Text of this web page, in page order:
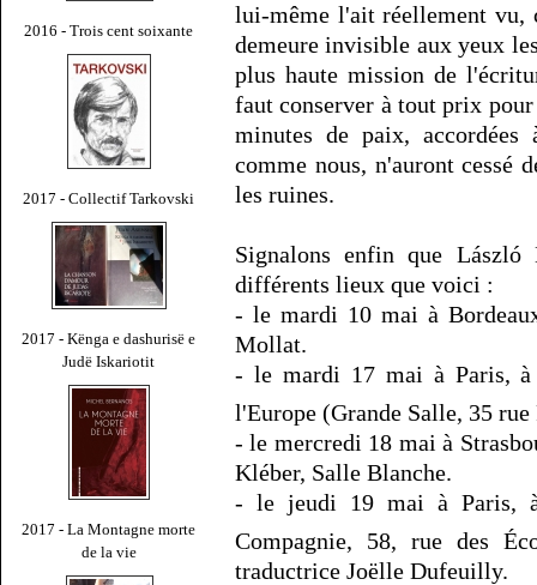
2016 - Trois cent soixante
2017 - Collectif Tarkovski
2017 - Kënga e dashurisë e
Judë Iskariotit
2017 - La Montagne morte
de la vie
lui-même l'ait réellement vu,
demeure invisible aux yeux
plus haute mission de
faut conserver à tout prix
minutes de paix,
comme nous, n'auront cessé
les ruines.
Signalons enfin que László
différents lieux que voici :
- le mardi 10 mai à
Mollat.
- le mardi 17 mai à Paris,
l'Europe (Grande Salle, 35
- le mercredi 18 mai à
Kléber, Salle Blanche.
- le jeudi 19 mai à Paris,
Compagnie, 58, rue des
traductrice Joëlle Dufeuilly.